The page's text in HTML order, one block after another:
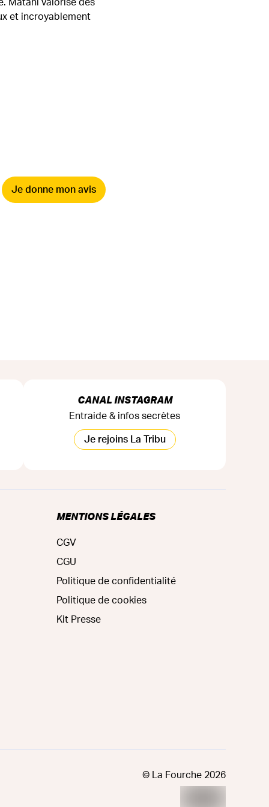
Matahi valorise des
et incroyablement
Je donne mon avis
CANAL INSTAGRAM
Entraide & infos secrètes
Je rejoins La Tribu
MENTIONS LÉGALES
CGV
CGU
Politique de confidentialité
Politique de cookies
Kit Presse
© La Fourche 2026